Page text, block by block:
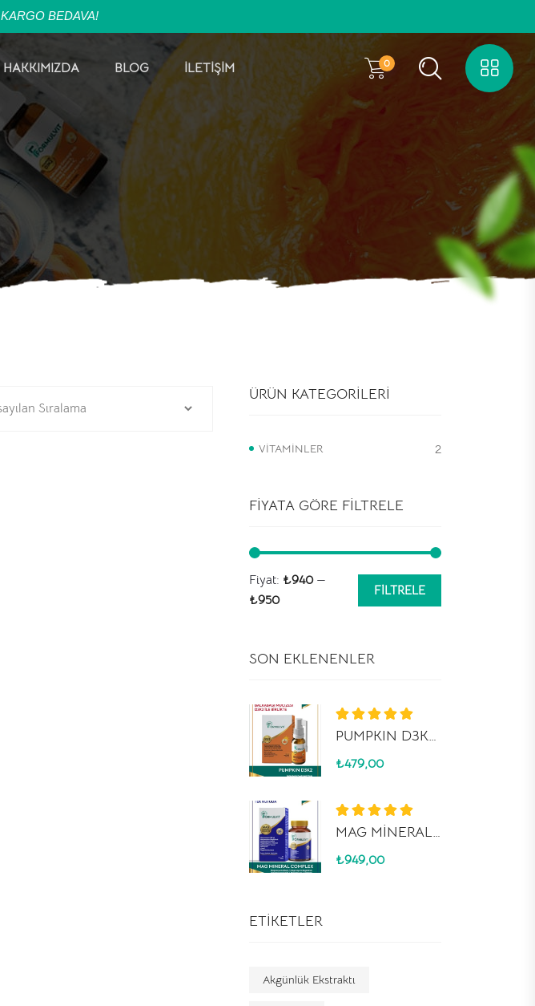
KARGO BEDAVA!
HAKKIMIZDA BLOG İLETİŞİM 0
ÜRÜN KATEGORILERI
VITAMINLER 2
FIYATA GÖRE FILTRELE
En
En
FILTRELE
Fiyat: ₺940—
₺950
SON EKLENENLER
5.00oy aldı PUMPKIN D3K2 SPREY
₺479,00
5 üzerinden
5.00oy aldı MAG MİNERAL COMPLEX
₺949,00
ETIKETLER
Akgünlük Ekstraktı